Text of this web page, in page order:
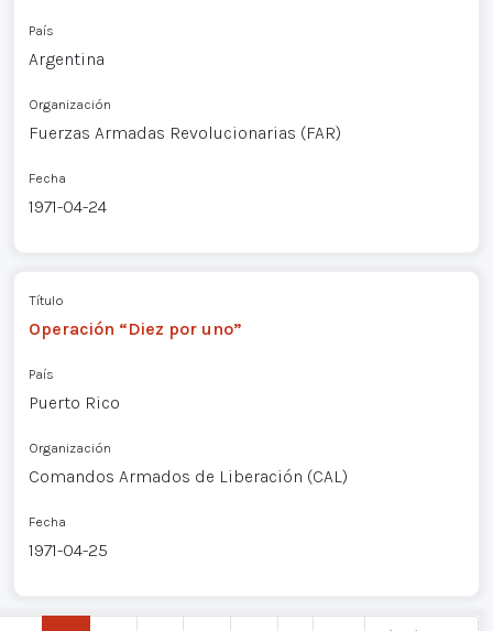
País
Argentina
Organización
Fuerzas Armadas Revolucionarias (FAR)
Fecha
1971-04-24
Título
Operación “Diez por uno”
País
Puerto Rico
Organización
Comandos Armados de Liberación (CAL)
Fecha
1971-04-25